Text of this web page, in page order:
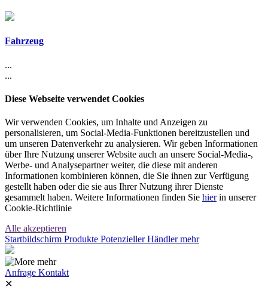
Fahrzeug
...
...
Diese Webseite verwendet Cookies
Wir verwenden Cookies, um Inhalte und Anzeigen zu
personalisieren, um Social-Media-Funktionen bereitzustellen und
um unseren Datenverkehr zu analysieren. Wir geben Informationen
über Ihre Nutzung unserer Website auch an unsere Social-Media-,
Werbe- und Analysepartner weiter, die diese mit anderen
Informationen kombinieren können, die Sie ihnen zur Verfügung
gestellt haben oder die sie aus Ihrer Nutzung ihrer Dienste
gesammelt haben. Weitere Informationen finden Sie hierin unserer
Cookie-Richtlinie
Alle akzeptieren
Startbildschirm Produkte Potenzieller Händler mehr
mehr
Anfrage Kontakt
✕